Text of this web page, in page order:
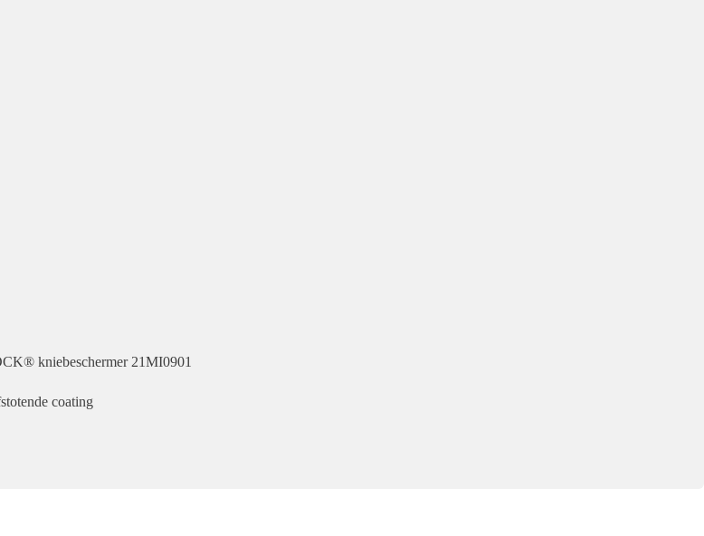
kniebeschermer 21MI0901
coating